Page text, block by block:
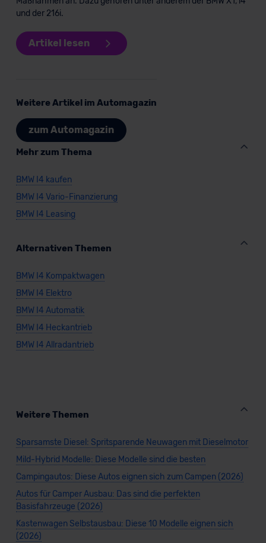
und der 216i.
Artikel lesen
Weitere Artikel im Automagazin
zum Automagazin
Mehr zum Thema
BMW I4 kaufen
BMW I4 Vario-Finanzierung
BMW I4 Leasing
Alternativen Themen
BMW I4 Kompaktwagen
BMW I4 Elektro
BMW I4 Automatik
BMW I4 Heckantrieb
BMW I4 Allradantrieb
Weitere Themen
Sparsamste Diesel: Spritsparende Neuwagen mit Dieselmotor
Mild-Hybrid Modelle: Diese Modelle sind die besten
Campingautos: Diese Autos eignen sich zum Campen (2026)
Autos für Camper Ausbau: Das sind die perfekten
Basisfahrzeuge (2026)
Kastenwagen Selbstausbau: Diese 10 Modelle eignen sich
(2026)